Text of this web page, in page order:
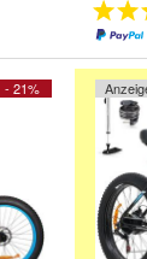
- 21%